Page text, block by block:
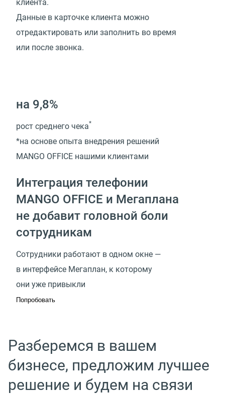
клиента.
Данные в карточке клиента можно
отредактировать или заполнить во время
или после звонка.
на 9,8%
рост среднего чека*
*на основе опыта внедрения решений
MANGO OFFICE нашими клиентами
Интеграция телефонии
MANGO OFFICE и Мегаплана
не добавит головной боли
сотрудникам
Сотрудники работают в одном окне —
в интерфейсе Мегаплан, к которому
они уже привыкли
Попробовать
Разберемся в вашем
бизнесе, предложим лучшее
решение и будем на связи